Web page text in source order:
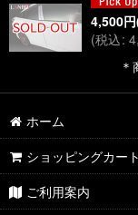
4,500円
(税込:
＊商
ホーム
ショッピングカート
ご利用案内